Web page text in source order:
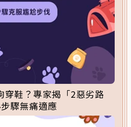
穿鞋？專家揭「2惡劣路
驟無痛適應